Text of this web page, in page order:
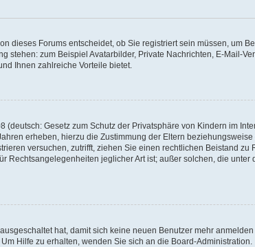
dieses Forums entscheidet, ob Sie registriert sein müssen, um
stehen: zum Beispiel Avatarbilder, Private Nachrichten, E-Mail-
Ihnen zahlreiche Vorteile bietet.
(deutsch: Gesetz zum Schutz der Privatsphäre von Kindern im
erheben, hierzu die Zustimmung der Eltern
versuchen, zutrifft, ziehen Sie einen rechtlichen Beistand
Rechtsangelegenheiten jeglicher Art ist; außer solchen, die
hat, damit sich keine neuen Benutzer mehr
Hilfe zu erhalten, wenden Sie sich an die Board-Administration.